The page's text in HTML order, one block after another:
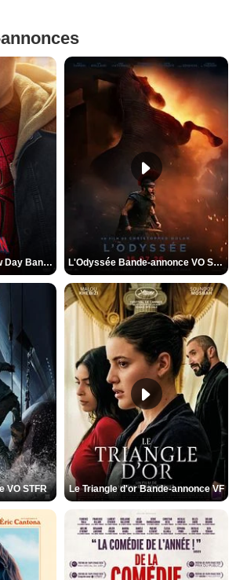
Spider-Man: Brand New Day Bande-annonce VO STFR L'Odyssée Bande-annonce VO STFR
VO STFR Le Triangle d'or Bande-annonce VF